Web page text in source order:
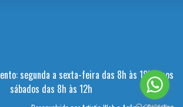
segunda a sexta-feira das 8h às 18h e aos
sábados das 8h às 12h